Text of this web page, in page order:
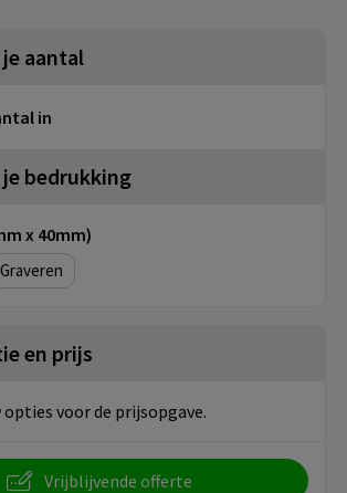
je aantal
in
je bedrukking
x 40mm)
Graveren
en prijs
voor de prijsopgave.
Vrijblijvende offerte